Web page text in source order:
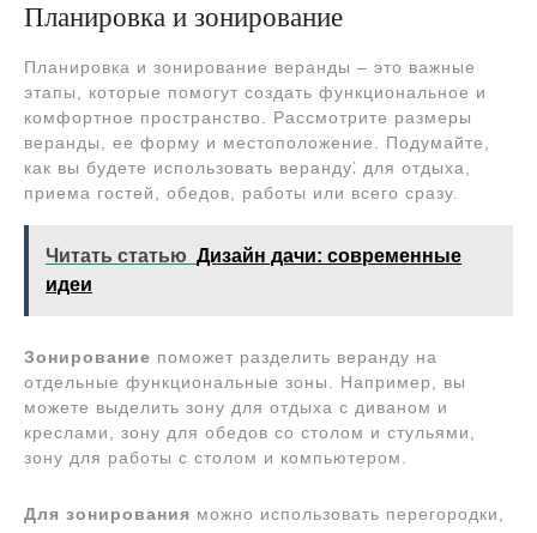
Планировка и зонирование
Планировка и зонирование веранды – это важные
этапы, которые помогут создать функциональное и
комфортное пространство. Рассмотрите размеры
веранды, ее форму и местоположение. Подумайте,
как вы будете использовать веранду⁚ для отдыха,
приема гостей, обедов, работы или всего сразу.
Читать статью Дизайн дачи: современные
идеи
Зонирование поможет разделить веранду на
отдельные функциональные зоны. Например, вы
можете выделить зону для отдыха с диваном и
креслами, зону для обедов со столом и стульями,
зону для работы с столом и компьютером.
Для зонирования можно использовать перегородки,